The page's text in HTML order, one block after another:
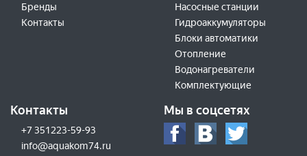
Бренды
Контакты
Насосные станции
Гидроаккумуляторы
Блоки автоматики
Отопление
Водонагреватели
Комплектующие
Контакты
+7 351223-59-93
info@aquakom74.ru
Мы в соцсетях